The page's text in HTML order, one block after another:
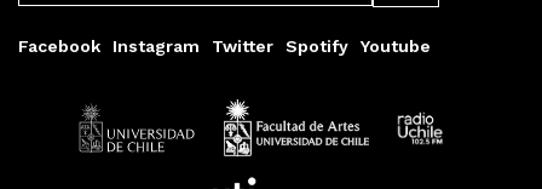
Facebook Instagram Twitter Spotify Youtube